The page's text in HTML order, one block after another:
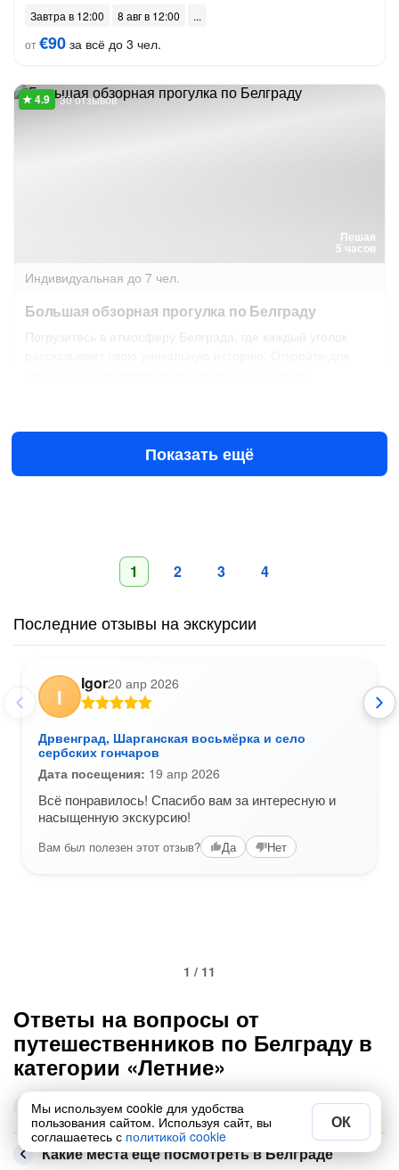
Завтра в 12:00
8 авг в 12:00
от€90 за всё до 3 чел.
Пешая
5 часов
30 отзывов
Индивидуальная до 7 чел.
Большая обзорная прогулка по Белграду
Погрузитесь в атмосферу Белграда, где каждый уголок
€120за всё до 7 чел.
Показать ещё
1 2 3 4
Последние отзывы на экскурсии
I
Igor20 апр 2026
Дрвенград, Шарганская восьмёрка и село
сербских гончаров
Дата посещения: 19 апр 2026
Всё понравилось! Спасибо вам за интересную и
насыщенную экскурсию!
Вам был полезен этот отзыв? Да Нет
1 / 11
Ответы на вопросы от
путешественников по Белграду в
категории «Летние»
Самые популярные экскурсии этой рубрики в
Белграде
Какие места ещё посмотреть в Белграде
Мы используем cookie для удобства
пользования сайтом. Используя сайт, вы
соглашаетесь с политикой cookie
ОК